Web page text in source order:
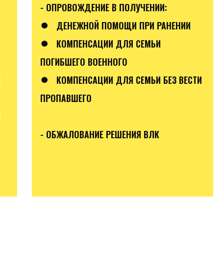
- ОПРОВОЖДЕНИЕ В ПОЛУЧЕНИИ:
● ДЕНЕЖНОЙ ПОМОЩИ ПРИ РАНЕНИИ
●
КОМПЕНСАЦИИ ДЛЯ СЕМЬИ
ПОГИБШЕГО ВОЕННОГО
●
КОМПЕНСАЦИИ ДЛЯ СЕМЬИ БЕЗ ВЕСТИ
ПРОПАВШЕГО
- ОБЖАЛОВАНИЕ РЕШЕНИЯ ВЛК